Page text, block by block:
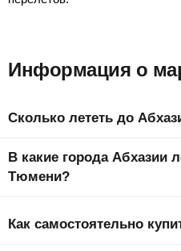
Информация о
Сколько лететь до
столицы страны Гудаута.
В какие города Абхазии
Тюмени?
Абхазии. Самый дешевый
Сухум от9802 ₽ . На странице
Как самостоятельно